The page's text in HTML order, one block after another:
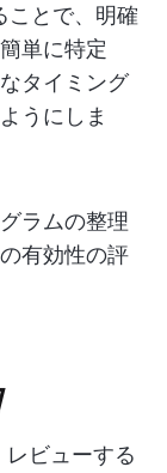
ことで、明確
単に特定
タイミング
うにしま
ラムの整理
有効性の評
ビューする